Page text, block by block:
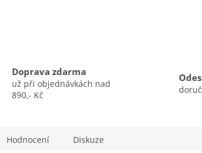
Doprava zdarma
už při objednávkách nad
890,- Kč
Hodnocení Diskuze